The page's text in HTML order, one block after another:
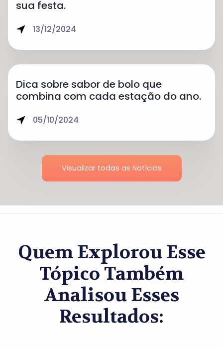
sua festa.
13/12/2024
Dica sobre sabor de bolo que
combina com cada estação do ano.
05/10/2024
Visualizar todas as Notícias
Quem Explorou Esse
Tópico Também
Analisou Esses
Resultados: